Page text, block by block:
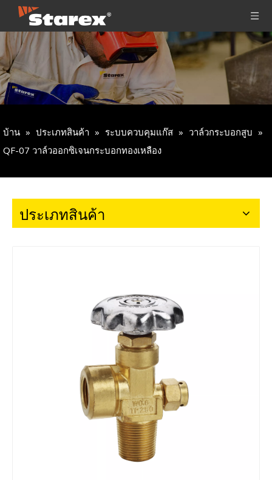
บ้าน » ประเภทสินค้า » ระบบควบคุมแก๊ส » วาล์วกระบอกสูบ »
QF-07 วาล์วออกซิเจนกระบอกทองเหลือง
ประเภทสินค้า